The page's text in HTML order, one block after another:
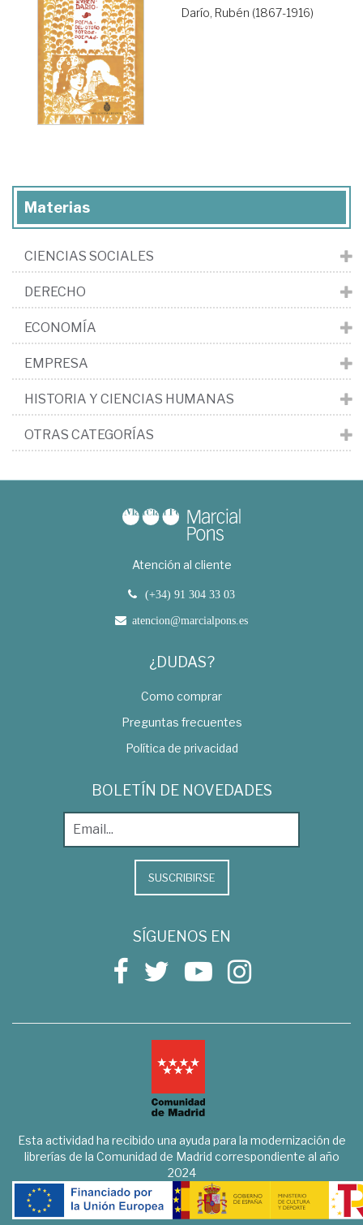
Darío, Rubén (1867-1916)
Materias
CIENCIAS SOCIALES
DERECHO
ECONOMÍA
EMPRESA
HISTORIA Y CIENCIAS HUMANAS
OTRAS CATEGORÍAS
Atención al cliente
(+34) 91 304 33 03
atencion@marcialpons.es
¿DUDAS?
Como comprar
Preguntas frecuentes
Política de privacidad
BOLETÍN DE NOVEDADES
SUSCRIBIRSE
SÍGUENOS EN
Esta actividad ha recibido una ayuda para la modernización de
librerías de la Comunidad de Madrid correspondiente al año
2024